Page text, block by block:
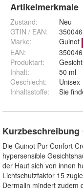
Artikelmerkmale
Zustand:
Neu
GTIN / EAN:
Marke:
Guinot
EAN:
Produktart:
Inhalt:
50 ml
Geschlecht:
Unisex
Inhaltsstoffe: Sie
Kurzbeschreibung
Die Guinot Pur Confort
hypersensible
der Haut sich von innen
Lichtschutzfaktor 15
Dermalin mindert zudem